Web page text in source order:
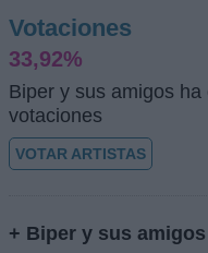
Votaciones
33,92%
Biper y sus amigos
votaciones
VOTAR ARTISTAS
+ Biper y sus amigos